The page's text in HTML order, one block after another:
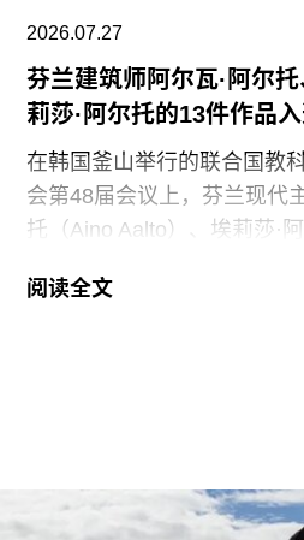
为。
2026.07.27
芬兰建筑师阿尔瓦·阿尔
莉莎·阿尔托的13件作品
在韩国釜山举行的联合国教
会第48届会议上，芬兰现代
托（Aino Aalto）、埃莉莎·
列入世界遗产名录。这组统称
空间，涵盖住宅、公共、市
根据联合国教科文组织的说
阅读全文